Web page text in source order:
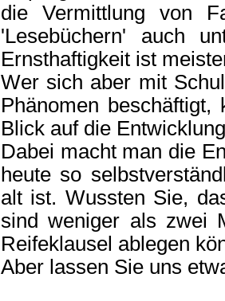
die Vermittlung von
'Lesebüchern' auch
Ernsthaftigkeit ist
Wer sich aber mit
Phänomen
Blick auf die
Dabei macht man die
heute so
alt ist. Wussten Sie,
sind weniger als zwei
Reifeklausel ablegen
Aber lassen Sie uns